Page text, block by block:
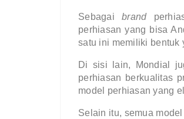
Sebagai brand
perhiasan yang bisa
satu ini memiliki bentuk
Di sisi lain, Mondial
perhiasan berkualitas
model perhiasan yang
Selain itu, semua